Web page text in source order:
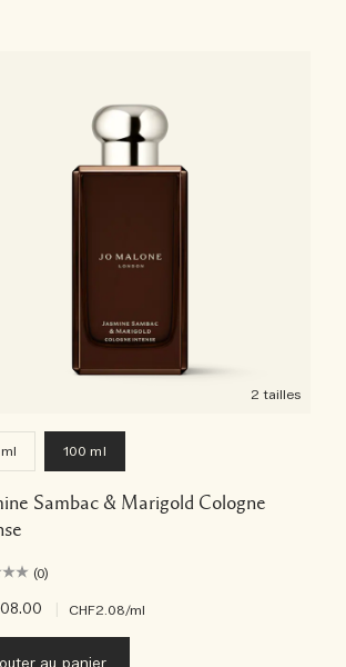
2 tailles
100 ml
Sambac & Marigold Cologne
(0)
CHF2.08/ml